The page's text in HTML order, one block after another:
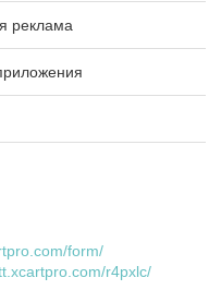
реклама
form/
r4pxlc/